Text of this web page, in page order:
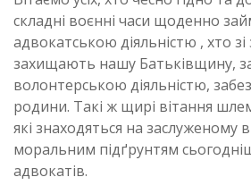
складні воєнні часи щоденно
адвокатською діяльністю , хто
захищають нашу Батьківщину,
волонтерською діяльністю,
родини. Такі ж щирі вітання
які знаходяться на заслуженому
моральним підґрунтям
адвокатів.